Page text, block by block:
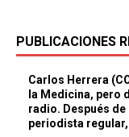
PUBLICACIONES
Carlos Herrera
la Medicina, pero
radio. Después
periodista